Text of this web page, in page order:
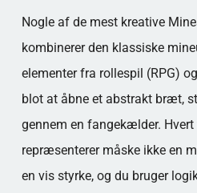
Nogle af de mest kreative
kombinerer den klassiske
elementer fra rollespil (RPG)
blot at åbne et abstrakt bræt,
gennem en fangekælder.
repræsenterer måske ikke en
en vis styrke, og du bruger